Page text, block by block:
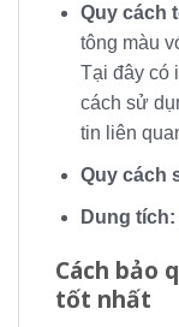
Quy cách
tông màu
Tại đây có
cách sử
tin liên
Quy cách
Dung tích:
Cách bảo
tốt nhất